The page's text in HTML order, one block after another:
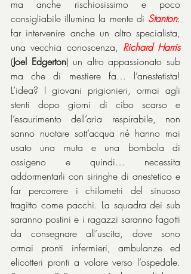
ma anche rischiosissimo e poco
consigliabile illumina la mente di Stanton:
far intervenire anche un altro specialista,
una vecchia conoscenza, Richard Harris
(Joel Edgerton) un altro appassionato sub
ma che di mestiere fa… l’anestetista!
L’idea? I giovani prigionieri, ormai agli
stenti dopo giorni di cibo scarso e
l’esaurimento dell’aria respirabile, non
sanno nuotare sott’acqua né hanno mai
usato una muta e una bombola di
ossigeno e quindi… necessita
addormentarli con siringhe di anestetico e
far percorrere i chilometri del sinuoso
tragitto come pacchi. La squadra dei sub
saranno postini e i ragazzi saranno fagotti
da consegnare all’uscita, dove sono
ormai pronti infermieri, ambulanze ed
elicotteri pronti a volare verso l’ospedale.